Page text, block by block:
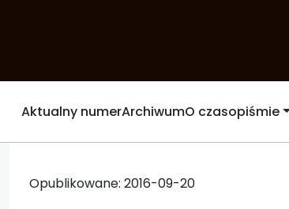
Aktualny numerArchiwumO czasopiśmie
Opublikowane: 2016-09-20